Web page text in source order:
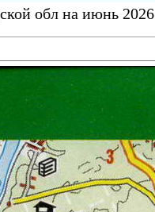
обл на июнь 2026